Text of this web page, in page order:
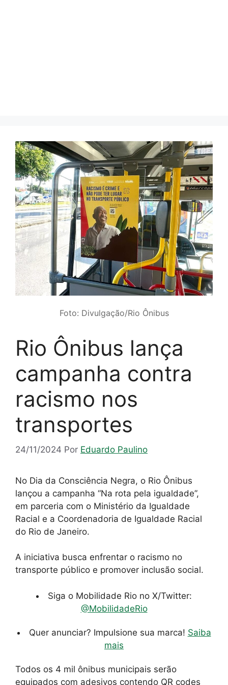
Foto: Divulgação/Rio Ônibus
Rio Ônibus lança
campanha contra
racismo nos
transportes
24/11/2024 Por Eduardo Paulino
No Dia da Consciência Negra, o Rio Ônibus
lançou a campanha “Na rota pela igualdade”,
em parceria com o Ministério da Igualdade
Racial e a Coordenadoria de Igualdade Racial
do Rio de Janeiro.
A iniciativa busca enfrentar o racismo no
transporte público e promover inclusão social.
Siga o Mobilidade Rio no X/Twitter:
@MobilidadeRio
Quer anunciar? Impulsione sua marca! Saiba
mais
Todos os 4 mil ônibus municipais serão
equipados com adesivos contendo QR codes